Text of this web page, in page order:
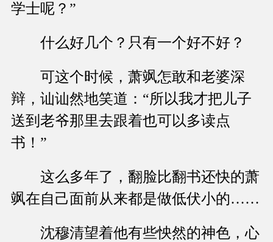
学士呢？”
什么好几个？只有一个好不好？
可这个时候，萧飒怎敢和老婆深
辩，讪讪然地笑道：“所以我才把儿子
送到老爷那里去跟着也可以多读点
书！”
这么多年了，翻脸比翻书还快的萧
飒在自己面前从来都是做低伏小的……
沈穆清望着他有些怏然的神色，心